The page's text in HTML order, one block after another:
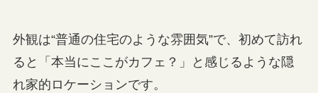
外観は“普通の住宅のような雰囲気”で、初めて訪れ
ると「本当にここがカフェ？」と感じるような隠
れ家的ロケーションです。